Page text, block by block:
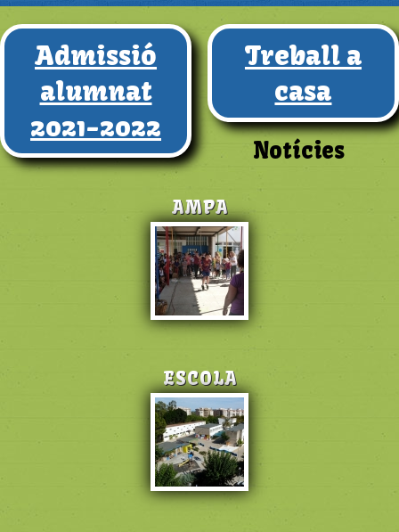
Admissió
alumnat
2021-2022
Treball a
casa
Notícies
AMPA
ESCOLA